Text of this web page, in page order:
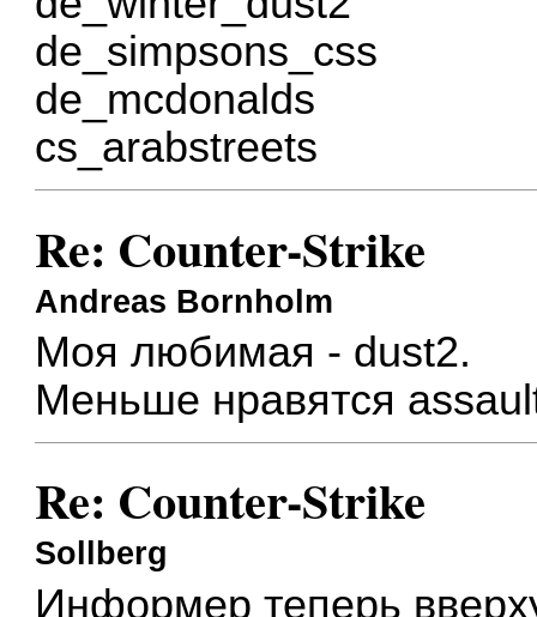
de_simpsons_css
de_mcdonalds
cs_arabstreets
Re: Counter-Strike
Andreas Bornholm
Моя любимая - dust2.
Меньше нравятся
Re: Counter-Strike
Sollberg
Информер теперь